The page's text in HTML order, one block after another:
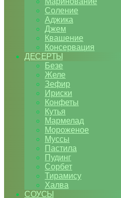
Соление
Аджика
Джем
Квашение
Консервация
ДЕСЕРТЫ
Безе
Желе
Зефир
Ириски
Конфеты
Кутья
Мармелад
Мороженое
Муссы
Пастила
Пудинг
Сорбет
Тирамису
Халва
СОУСЫ